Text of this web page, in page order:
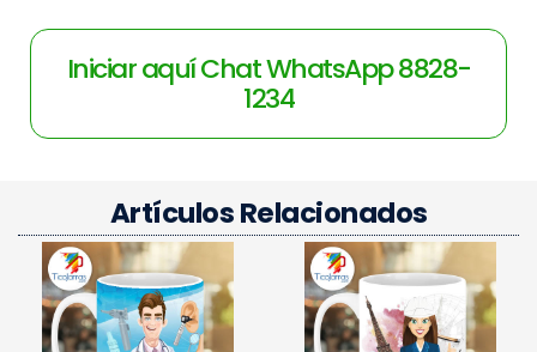
Iniciar aquí Chat WhatsApp 8828-
1234
Artículos Relacionados